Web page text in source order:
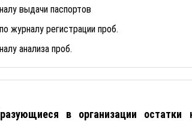
выдачи паспортов
журналу регистрации проб.
анализа проб.
в организации остатки